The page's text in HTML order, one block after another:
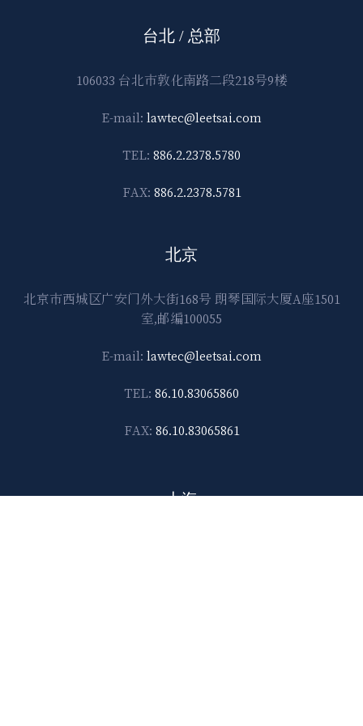
台北 / 总部
106033 台北市敦化南路二段218号9楼
E-mail: lawtec@leetsai.com
TEL: 886.2.2378.5780
FAX: 886.2.2378.5781
北京
北京市西城区广安门外大街168号 朗琴国际大厦A座1501
室,邮编100055
E-mail: lawtec@leetsai.com
TEL: 86.10.83065860
FAX: 86.10.83065861
上海